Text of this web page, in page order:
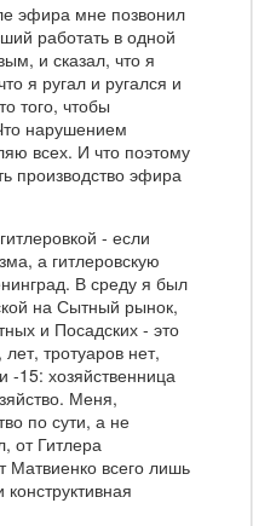
эфира мне позвонил
работать в одной
и сказал, что я
я ругал и ругался и
того, чтобы
нарушением
всех. И что поэтому
производство эфира
- если
а гитлеровскую
В среду я был
на Сытный рынок,
и Посадских - это
тротуаров нет,
-15: хозяйственница
Меня,
по сути, а не
от Гитлера
Матвиенко всего лишь